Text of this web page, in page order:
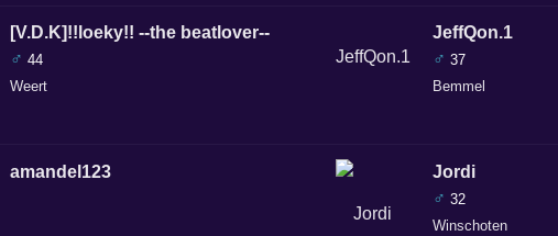
[V.D.K]!!loeky!! --the beatlover--
♂ 44
Weert
amandel123
JeffQon.1
♂ 37
Bemmel
Jordi
♂ 32
Winschoten